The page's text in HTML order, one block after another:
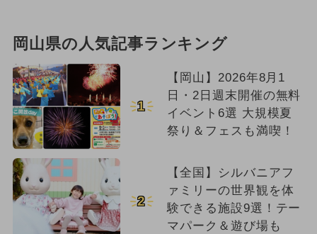
岡山県の人気記事ランキング
1
【岡山】2026年8月1
日・2日週末開催の無料
イベント6選 大規模夏
祭り＆フェスも満喫！
2
【全国】シルバニアフ
ァミリーの世界観を体
験できる施設9選！テー
マパーク＆遊び場も